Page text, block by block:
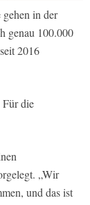
in der
genau 100.000
2016
die
„Wir
und das ist